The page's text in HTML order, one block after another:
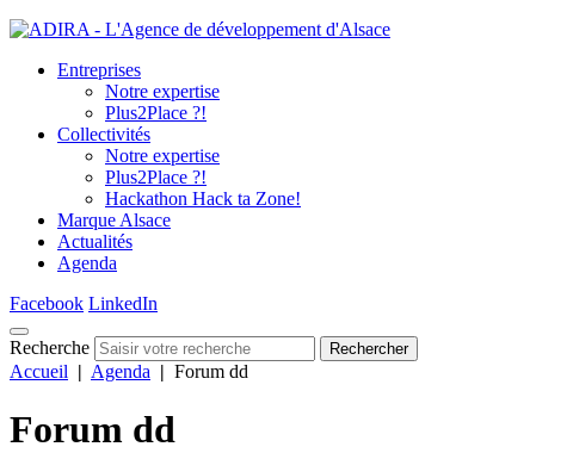
Entreprises
Notre expertise
Plus2Place ?!
Collectivités
Notre expertise
Plus2Place ?!
Hackathon Hack ta Zone!
Marque Alsace
Actualités
Agenda
Facebook LinkedIn
Recherche Rechercher
Accueil | Agenda | Forum dd
Forum dd